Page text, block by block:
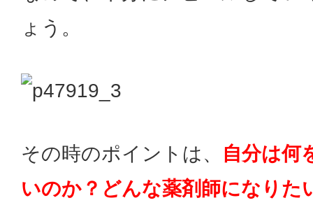
ょう。
その時のポイントは、 自分は何
いのか？どんな薬剤師になりた